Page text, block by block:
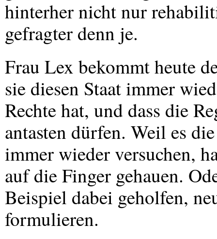
hinterher nicht nur
gefragter denn je.
Frau Lex bekommt heute
sie diesen Staat immer
Rechte hat, und dass die
antasten dürfen. Weil es
immer wieder versuchen,
auf die Finger gehauen.
Beispiel dabei geholfen,
formulieren.